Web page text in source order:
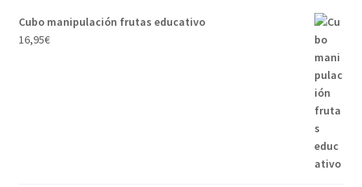
Cubo manipulación frutas educativo
16,95€